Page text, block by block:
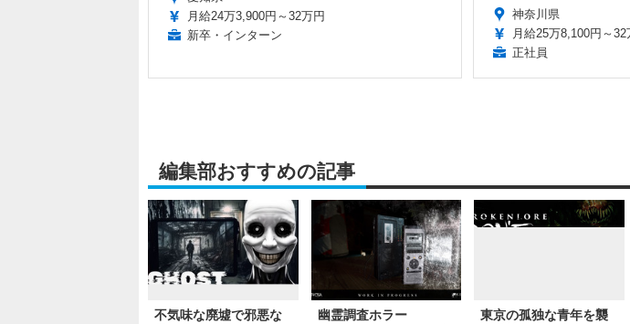
月給24万3,900円～32万円
新卒・インターン
神奈川県
月給25万8,100円～32
正社員
編集部おすすめの記事
不気味な廃墟で邪悪な
幽霊調査ホラー
東京の孤独な青年を襲